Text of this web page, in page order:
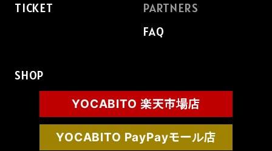
TICKET
PARTNERS
FAQ
SHOP
YOCABITO 楽天市場店
YOCABITO PayPayモール店